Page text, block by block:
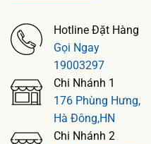
Hotline Đặt Hàng
Gọi Ngay
19003297
Chi Nhánh 1
176 Phùng Hưng,
Hà Đông,HN
Chi Nhánh 2